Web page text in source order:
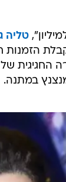
טליה
הזמנות
החגיגית
במתנה.